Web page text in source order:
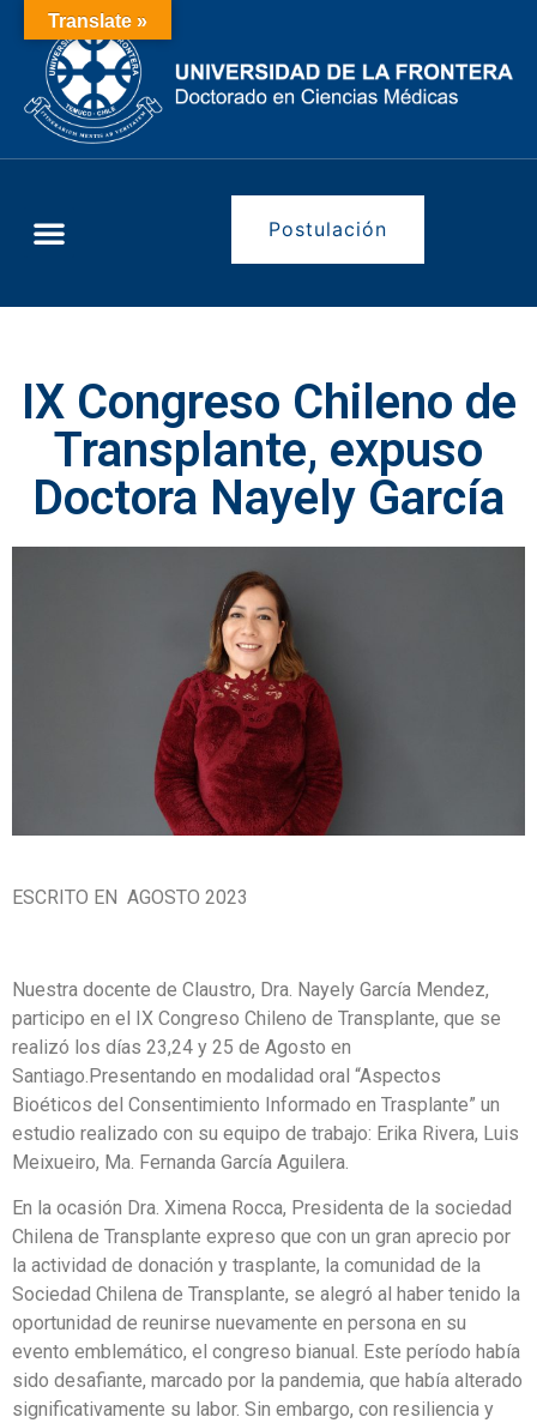
Postulación
IX Congreso Chileno de
Transplante, expuso
Doctora Nayely García
ESCRITO EN AGOSTO 2023
Nuestra docente de Claustro, Dra. Nayely García Mendez,
participo en el IX Congreso Chileno de Transplante, que se
realizó los días 23,24 y 25 de Agosto en
Santiago.Presentando en modalidad oral “Aspectos
Bioéticos del Consentimiento Informado en Trasplante” un
estudio realizado con su equipo de trabajo: Erika Rivera, Luis
Meixueiro, Ma. Fernanda García Aguilera.
En la ocasión Dra. Ximena Rocca, Presidenta de la sociedad
Chilena de Transplante expreso que con un gran aprecio por
la actividad de donación y trasplante, la comunidad de la
Sociedad Chilena de Transplante, se alegró al haber tenido la
oportunidad de reunirse nuevamente en persona en su
evento emblemático, el congreso bianual. Este período había
sido desafiante, marcado por la pandemia, que había alterado
significativamente su labor. Sin embargo, con resiliencia y
Translate »